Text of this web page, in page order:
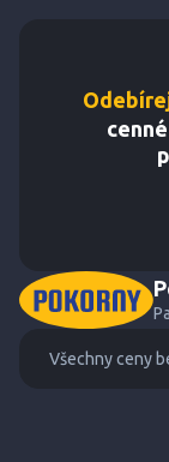
Všechny ceny